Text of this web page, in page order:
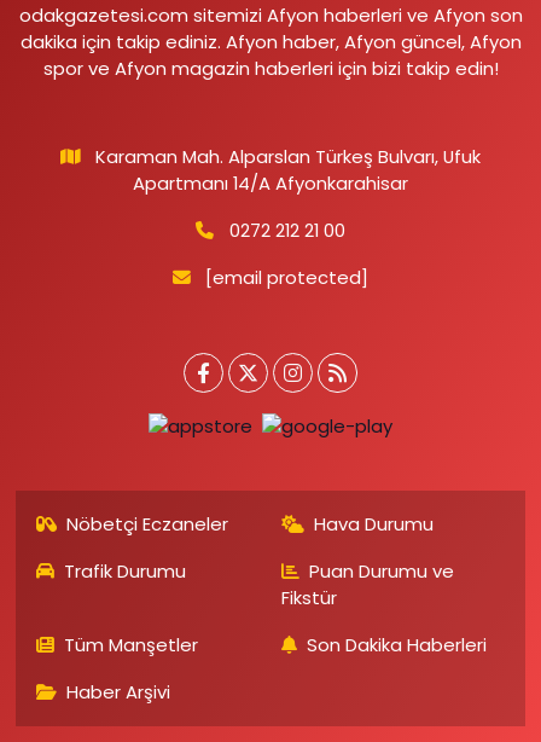
odakgazetesi.com sitemizi Afyon haberleri ve Afyon son
dakika için takip ediniz. Afyon haber, Afyon güncel, Afyon
spor ve Afyon magazin haberleri için bizi takip edin!
Karaman Mah. Alparslan Türkeş Bulvarı, Ufuk
Apartmanı 14/A Afyonkarahisar
0272 212 21 00
[email protected]
Nöbetçi Eczaneler
Hava Durumu
Trafik Durumu
Puan Durumu ve
Fikstür
Tüm Manşetler
Son Dakika Haberleri
Haber Arşivi